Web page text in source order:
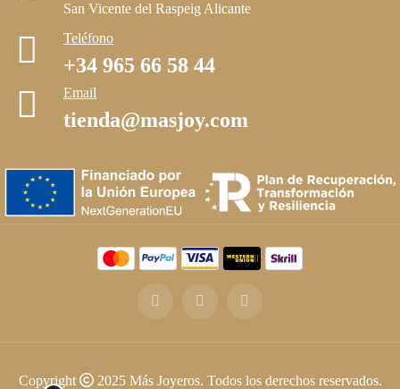
San Vicente del Raspeig Alicante
Teléfono
+34 965 66 58 44
Email
tienda@masjoy.com
Copyright © 2025 Más Joyeros. Todos los derechos reservados.